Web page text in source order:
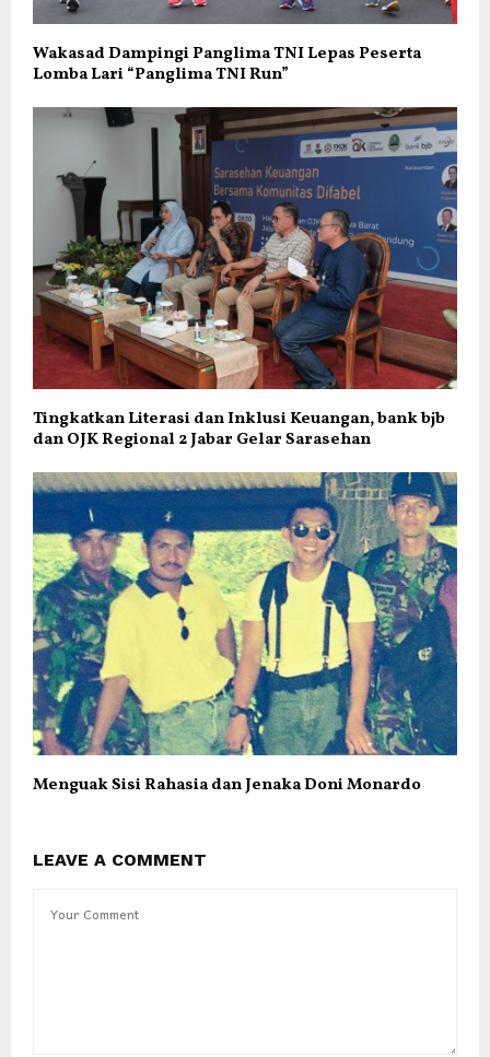
Wakasad Dampingi Panglima TNI Lepas Peserta
Lomba Lari “Panglima TNI Run”
Tingkatkan Literasi dan Inklusi Keuangan, bank bjb
dan OJK Regional 2 Jabar Gelar Sarasehan
Menguak Sisi Rahasia dan Jenaka Doni Monardo
LEAVE A COMMENT